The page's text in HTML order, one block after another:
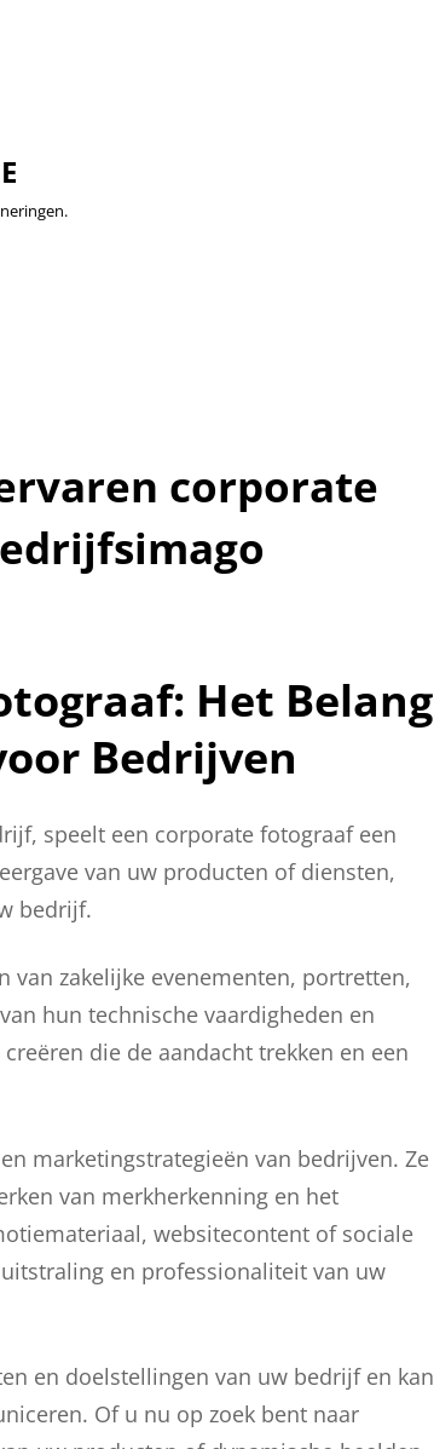
corporate
Het Belang
Bedrijven
speelt een corporate fotograaf een
van uw producten of diensten,
bedrijf.
van zakelijke evenementen, portretten,
hun technische vaardigheden en
die de aandacht trekken en een
marketingstrategieën van bedrijven. Ze
van merkherkenning en het
websitecontent of sociale
en professionaliteit van uw
en doelstellingen van uw bedrijf en kan
Of u nu op zoek bent naar